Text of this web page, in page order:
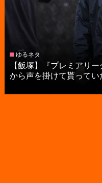
ゆるネタ
【飯塚】『プレミアリ
から声を掛けて貰ってい